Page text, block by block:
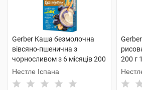
Gerber Каша безмолочна
вівсяно-пшенична з
чорносливом з 6 місяців 200
г 1 коробка
Нестле Іспана
200 г